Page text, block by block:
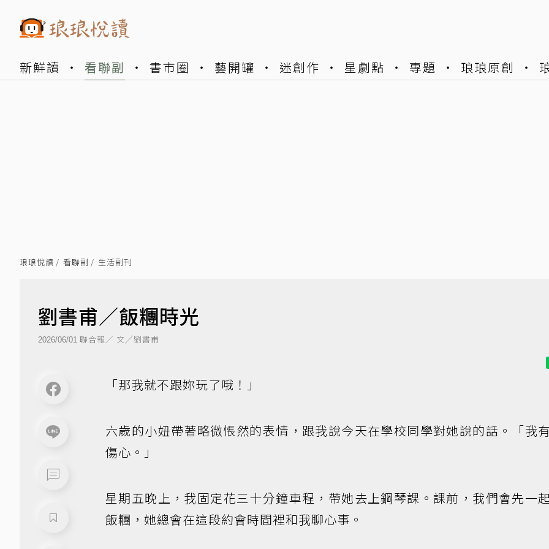
新鮮讀 看聯副 書市圈 藝開罐 迷創作 星劇點 專題 琅琅原創
琅琅悅讀 看聯副 生活副刊
劉書甫／飯糰時光
2026/06/01 聯合報／ 文╱劉書甫
「那我就不跟妳玩了哦！」
六歲的小妞帶著略微悵然的表情，跟我說今天在學校同學對她說的話。「我
傷心。」
星期五晚上，我固定花三十分鐘車程，帶她去上鋼琴課。課前，我們會先一
飯糰，她總會在這段約會時間裡和我聊心事。